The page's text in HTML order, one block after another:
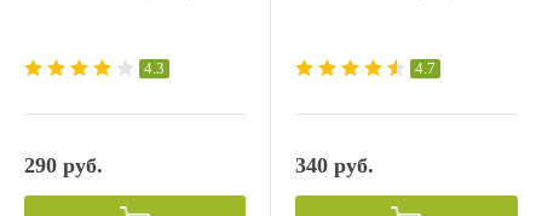
4.3
290 руб.
4.7
340 руб.